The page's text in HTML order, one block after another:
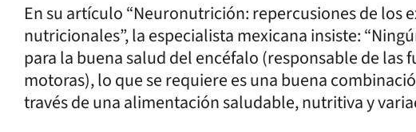
En su artículo “Neuronutrición: repercusiones de los
nutricionales”, la especialista mexicana insiste:
para la buena salud del encéfalo (responsable de las
motoras), lo que se requiere es una buena
través de una alimentación saludable, nutritiva y